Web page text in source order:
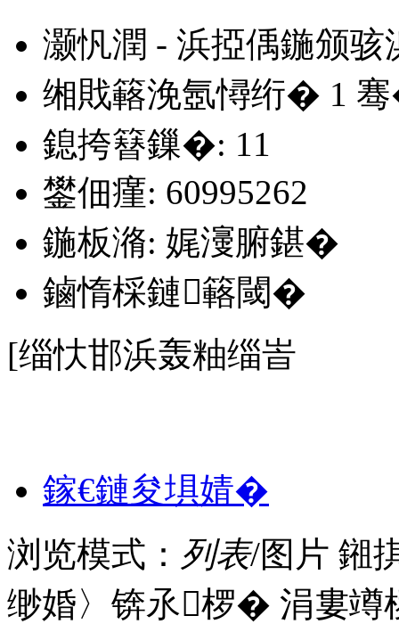
灏忛潤 - 浜掗偊鍦颁
缃戝簵浼氬憳绗� 1
鎴挎簮鏁�: 11
鐢佃瘽: 60995262
鍦板潃: 娓濅腑鍖�
鏀惰棌鏈簵閾�
[缁忕邯浜轰粙缁峕
鎵€鏈夋埧婧�
浏览模式： 列表/图片 鎺
缈婚〉锛氶椤� 涓婁